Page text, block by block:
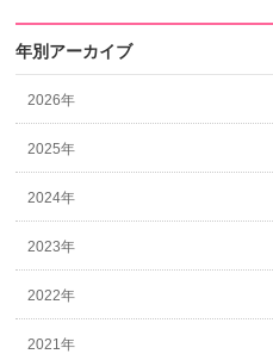
年別アーカイブ
2026年
2025年
2024年
2023年
2022年
2021年